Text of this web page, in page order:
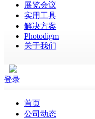
展览会议
实用工具
解决方案
Photodigm
关于我们
登录
首页
公司动态